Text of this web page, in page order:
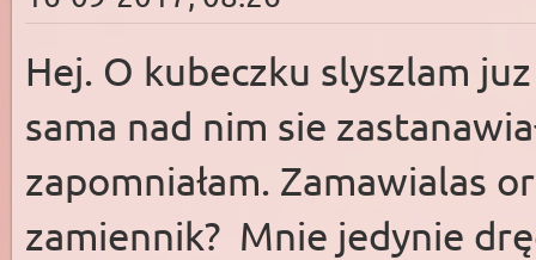
Hej. O kubeczku slyszlam
sama nad nim sie
zapomniałam. Zamawialas
zamiennik? Mnie jedynie